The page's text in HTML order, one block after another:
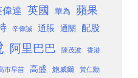
偉達 英國 華為 蘋果
辛偉誠 通脹 通關 配股
阿里巴巴 陳茂波 香港
市早苗 高盛 鮑威爾 黃仁勳